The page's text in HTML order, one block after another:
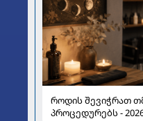
როდის შევიჭრათ
პროცედურებს -